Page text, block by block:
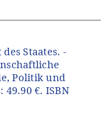
Staates. -
Politik und
49.90 €. ISBN